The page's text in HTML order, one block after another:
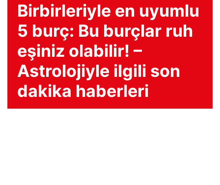
Birbirleriyle en uyumlu
5 burç: Bu burçlar ruh
eşiniz olabilir! –
Astrolojiyle ilgili son
dakika haberleri